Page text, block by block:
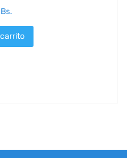
Bs.